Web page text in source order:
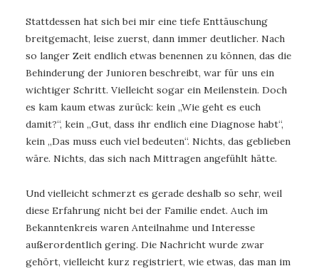
Stattdessen hat sich bei mir eine tiefe Enttäuschung
breitgemacht, leise zuerst, dann immer deutlicher. Nach
so langer Zeit endlich etwas benennen zu können, das die
Behinderung der Junioren beschreibt, war für uns ein
wichtiger Schritt. Vielleicht sogar ein Meilenstein. Doch
es kam kaum etwas zurück: kein „Wie geht es euch
damit?“, kein „Gut, dass ihr endlich eine Diagnose habt“,
kein „Das muss euch viel bedeuten“. Nichts, das geblieben
wäre. Nichts, das sich nach Mittragen angefühlt hätte.
Und vielleicht schmerzt es gerade deshalb so sehr, weil
diese Erfahrung nicht bei der Familie endet. Auch im
Bekanntenkreis waren Anteilnahme und Interesse
außerordentlich gering. Die Nachricht wurde zwar
gehört, vielleicht kurz registriert, wie etwas, das man im